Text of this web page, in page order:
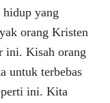
yang
orang Kristen
ini. Kisah orang
untuk terbebas
ini. Kita